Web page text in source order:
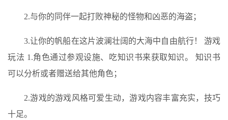
2.与你的同伴一起打败神秘的怪物和凶恶的海盗；
3.让你的帆船在这片波澜壮阔的大海中自由航行！ 游戏
玩法 1.角色通过参观设施、吃知识书来获取知识。 知识书
可以分析或者赠送给其他角色；
2.游戏的游戏风格可爱生动，游戏内容丰富充实，技巧
十足。